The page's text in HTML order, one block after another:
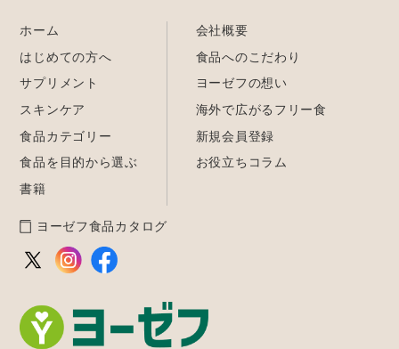
ホーム
はじめての方へ
サプリメント
スキンケア
食品カテゴリー
食品を目的から選ぶ
書籍
会社概要
食品へのこだわり
ヨーゼフの想い
海外で広がるフリー食
新規会員登録
お役立ちコラム
ヨーゼフ食品カタログ